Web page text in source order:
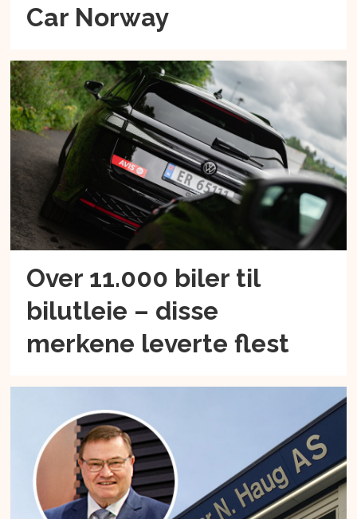
Car Norway
Over 11.000 biler til
bilutleie – disse
merkene leverte flest